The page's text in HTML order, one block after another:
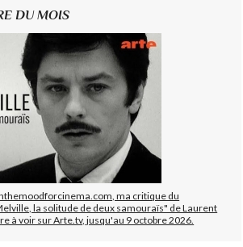
DU MOIS
ma critique du
la solitude de deux samouraïs" de Laurent
à voir sur Arte.tv, jusqu'au 9 octobre 2026.